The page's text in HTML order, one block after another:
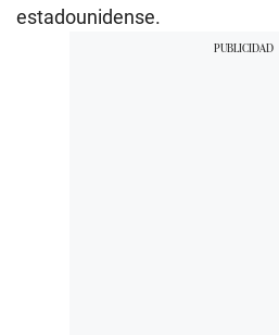
estadounidense.